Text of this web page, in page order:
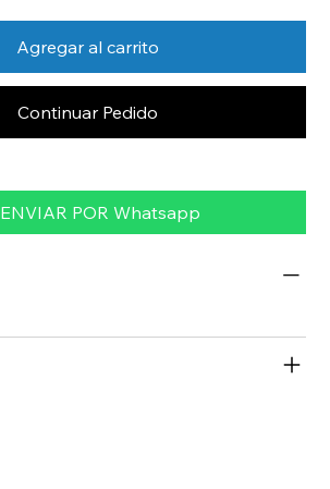
Agregar al carrito
Continuar Pedido
ENVIAR POR Whatsapp